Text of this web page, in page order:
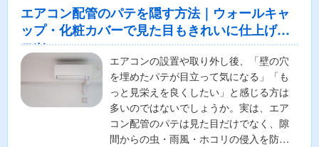
エアコン配管のパテを隠す方法｜ウォールキャ
ップ・化粧カバーで見た目もきれいに仕上げる
コツ
エアコンの設置や取り外し後、「壁の穴
を埋めたパテが目立って気になる」「も
っと見栄えを良くしたい」と感じる方は
多いのではないでしょうか。実は、エア
コン配管のパテは見た目だけでなく、隙
間からの虫・雨風・ホコリの侵入を防ぐ